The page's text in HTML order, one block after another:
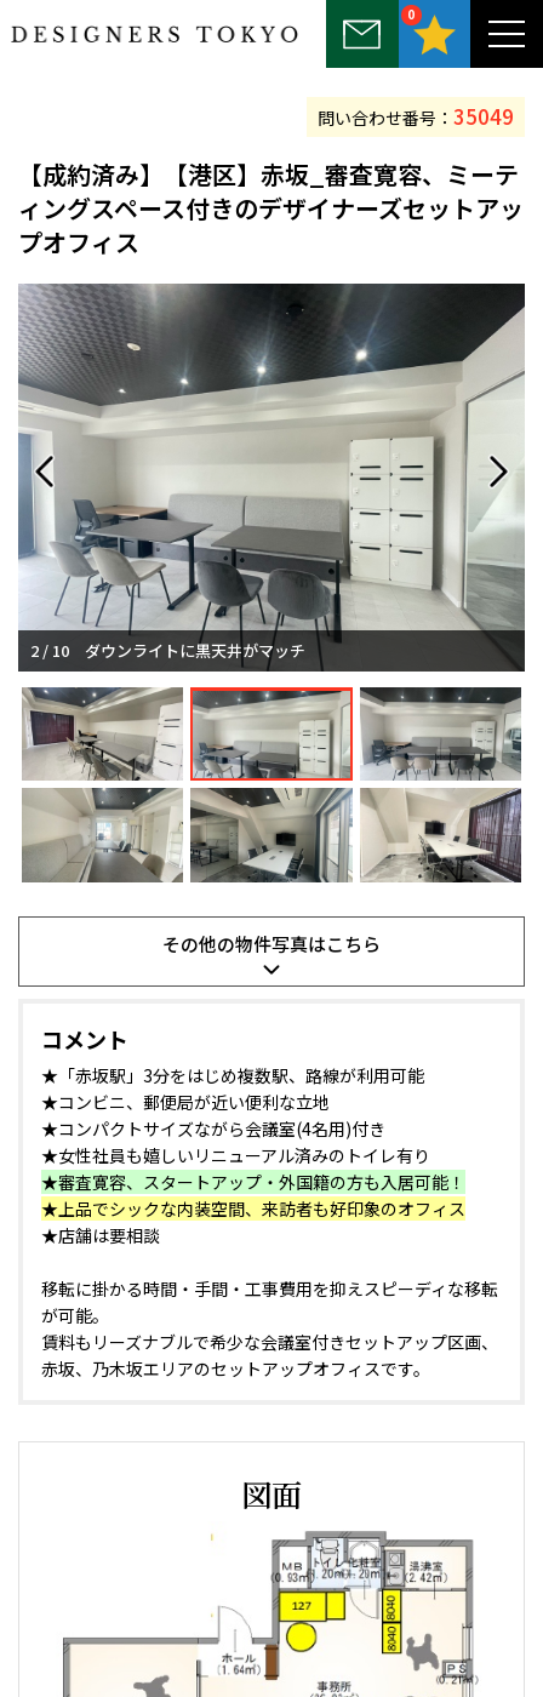
0
～25坪 25坪～50坪 50坪～75坪
75坪～100坪
【成約済み】【港区】赤坂_審査寛容、ミーテ
ィングスペース付きのデザイナーズセットアッ
プオフィス
問い合わせ番号： 35049
2 / 10 ダウンライトに黒天井がマッチ
その他の物件写真はこちら
コメント
★「赤坂駅」3分をはじめ複数駅、路線が利用可能
★コンビニ、郵便局が近い便利な立地
★コンパクトサイズながら会議室(4名用)付き
★女性社員も嬉しいリニューアル済みのトイレ有り
★審査寛容、スタートアップ・外国籍の方も入居可能！
★上品でシックな内装空間、来訪者も好印象のオフィス
★店舗は要相談
移転に掛かる時間・手間・工事費用を抑えスピーディな移転
が可能。
賃料もリーズナブルで希少な会議室付きセットアップ区画、
赤坂、乃木坂エリアのセットアップオフィスです。
図面